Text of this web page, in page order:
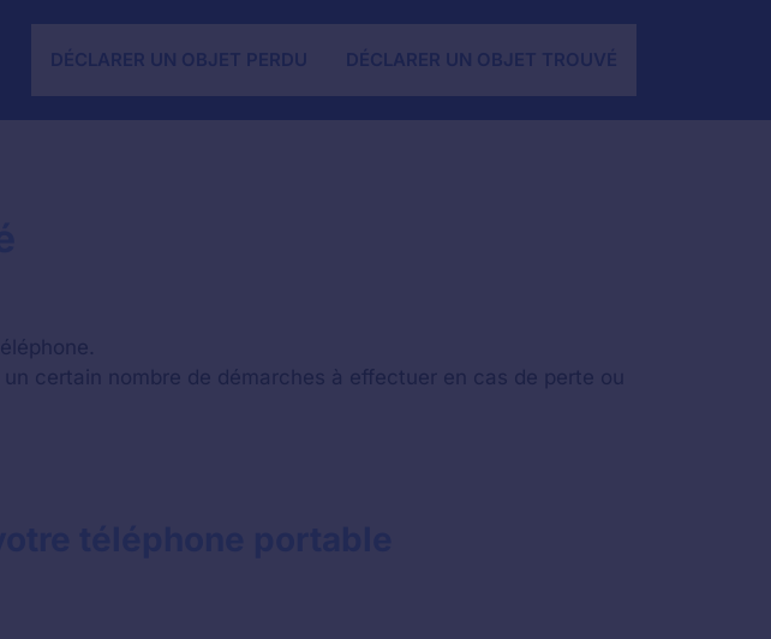
DÉCLARER UN OBJET PERDU DÉCLARER UN OBJET TROUVÉ
certain nombre de démarches à effectuer en cas de perte ou